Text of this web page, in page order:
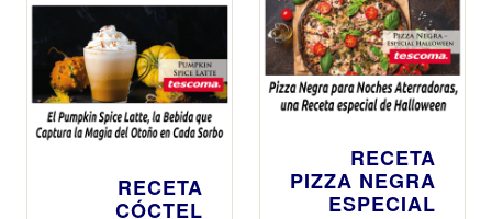
RECETA
CÓCTEL
RECETA
PIZZA NEGRA
ESPECIAL